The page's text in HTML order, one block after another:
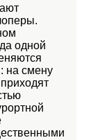
одной
на смену